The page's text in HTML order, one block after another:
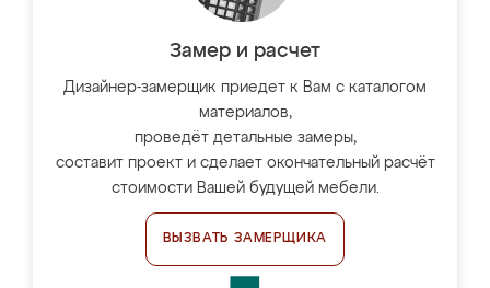
Замер и расчет
Дизайнер-замерщик приедет к Вам с каталогом
материалов,
проведёт детальные замеры,
составит проект и сделает окончательный расчёт
стоимости Вашей будущей мебели.
ВЫЗВАТЬ ЗАМЕРЩИКА